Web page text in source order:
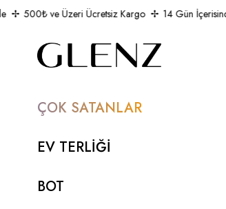
500₺ ve Üzeri Ücretsiz Kargo 14 Gün
ÇOK SATANLAR
EV TERLİĞİ
BOT